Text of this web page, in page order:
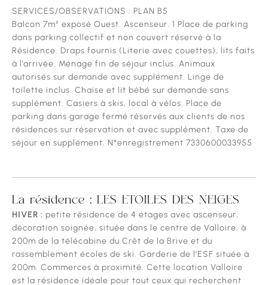
SERVICES/OBSERVATIONS : PLAN B5
Balcon 7m² exposé Ouest. Ascenseur. 1 Place de parking
dans parking collectif et non couvert réservé à la
Résidence. Draps fournis (Literie avec couettes), lits faits
à l’arrivée. Ménage fin de séjour inclus. Animaux
autorisés sur demande avec supplément. Linge de
toilette inclus. Chaise et lit bébé sur demande sans
supplément. Casiers à skis, local à vélos. Place de
parking dans garage fermé réservés aux clients de nos
résidences sur réservation et avec supplément. Taxe de
séjour en supplément. N°enregistrement 7330600033955
La résidence : LES ETOILES DES NEIGES
HIVER : petite résidence de 4 étages avec ascenseur,
décoration soignée, située dans le centre de Valloire, à
200m de la télécabine du Crêt de la Brive et du
rassemblement écoles de ski. Garderie de l’ESF située à
200m. Commerces à proximité. Cette location Valloire
est la résidence idéale pour tout ceux qui recherchent